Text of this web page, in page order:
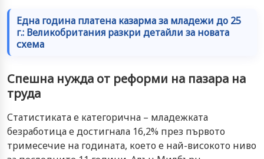
Една година платена казарма за младежи до 25
г.: Великобритания разкри детайли за новата
схема
Спешна нужда от реформи на пазара на
труда
Статистиката е категорична – младежката
безработица е достигнала 16,2% през първото
тримесечие на годината, което е най-високото ниво